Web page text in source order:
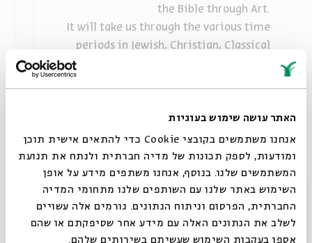
האתר עושה שימוש בעוגיות
אנחנו משתמשים בקובצי Cookie כדי להתאים אישית תוכן
ומודעות, לספק תכונות של מדיה חברתית ולנתח את תנועת
המשתמשים שלנו. בנוסף, אנחנו משתפים מידע על אופן
השימוש באתר שלנו עם השותפים שלנו מתחומי המדיה
החברתית, הפרסום וניתוח הנתונים. גורמים אלה עשויים
לשלב את הנתונים האלה עם מידע אחר שסיפקתם או שהם
אספו בעקבות השימוש שעשיתם בשירותים שלהם.
the Bible through Art.
It will take us through the various time
periods in Jewish, Christian, Classical
Modern and Israeli art to find their unique
With: Art CuratorDavid Ibgui
סגור